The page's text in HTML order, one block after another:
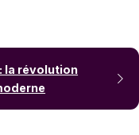
la révolution